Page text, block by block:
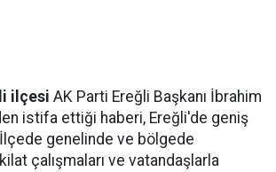
ilçesi AK Parti Ereğli Başkanı İbrahim
istifa ettiği haberi, Ereğli'de geniş
İlçede genelinde ve bölgede
çalışmaları ve vatandaşlarla